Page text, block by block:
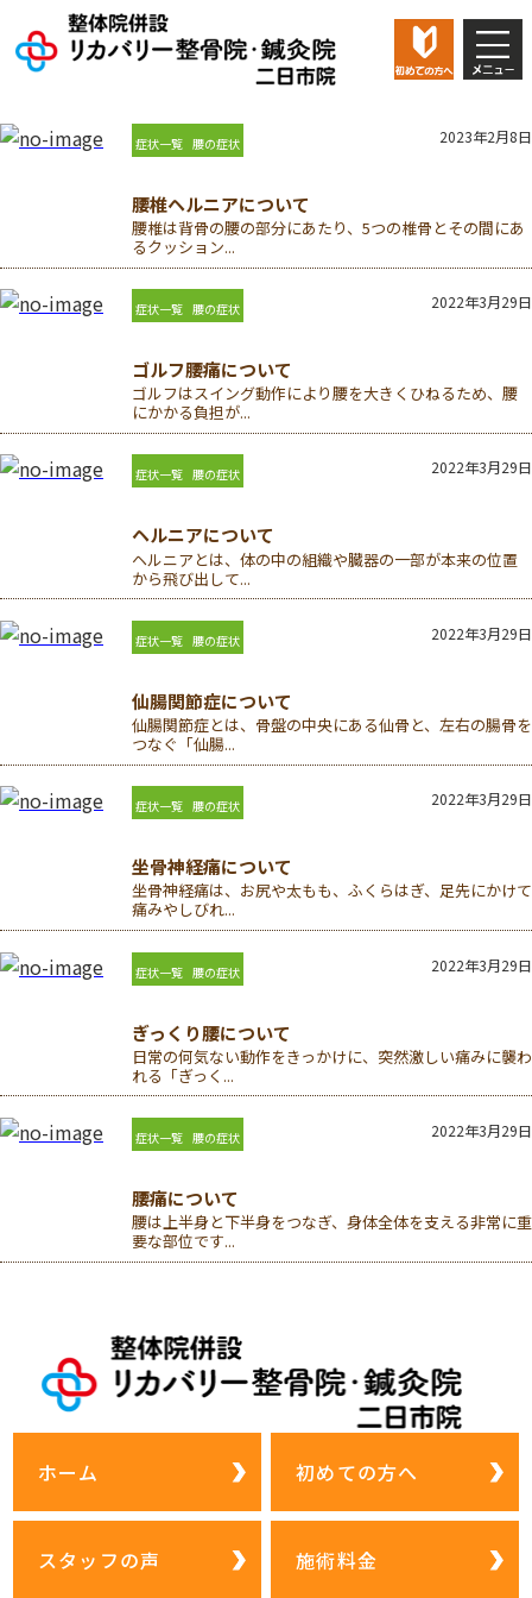
対応症例
症状一覧 腰の症状 2023年2月8日
腰椎ヘルニアについて
腰椎は背骨の腰の部分にあたり、5つの椎骨とその間にあ
るクッション...
症状一覧 腰の症状 2022年3月29日
ゴルフ腰痛について
ゴルフはスイング動作により腰を大きくひねるため、腰
にかかる負担が...
症状一覧 腰の症状 2022年3月29日
ヘルニアについて
ヘルニアとは、体の中の組織や臓器の一部が本来の位置
から飛び出して...
症状一覧 腰の症状 2022年3月29日
仙腸関節症について
仙腸関節症とは、骨盤の中央にある仙骨と、左右の腸骨を
つなぐ「仙腸...
症状一覧 腰の症状 2022年3月29日
坐骨神経痛について
坐骨神経痛は、お尻や太もも、ふくらはぎ、足先にかけて
痛みやしびれ...
症状一覧 腰の症状 2022年3月29日
ぎっくり腰について
日常の何気ない動作をきっかけに、突然激しい痛みに襲わ
れる「ぎっく...
症状一覧 腰の症状 2022年3月29日
腰痛について
腰は上半身と下半身をつなぎ、身体全体を支える非常に重
要な部位です...
初回専用
ダイヤル
再診専用
ホーム 初めての方へ
スタッフの声 施術料金